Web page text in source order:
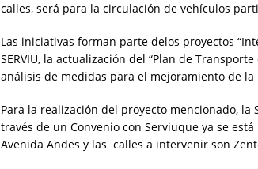
calles, será para la circulación de vehículos
Las iniciativas forman parte delos proyectos
SERVIU, la actualización del “Plan de
análisis de medidas para el mejoramiento de la
Para la realización del proyecto mencionado,
través de un Convenio con Serviuque ya se
Avenida Andes y las calles a intervenir son